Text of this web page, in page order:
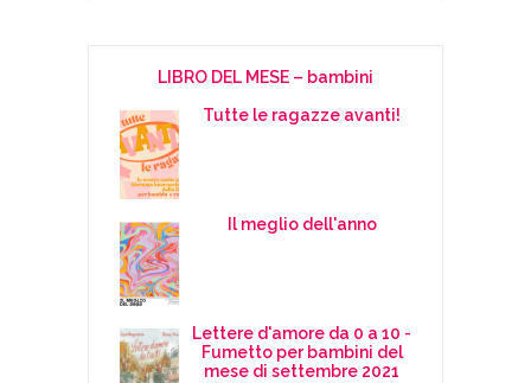
LIBRO DEL MESE – bambini
Tutte le ragazze avanti!
Il meglio dell'anno
Lettere d'amore da 0 a 10 -
Fumetto per bambini del
mese di settembre 2021